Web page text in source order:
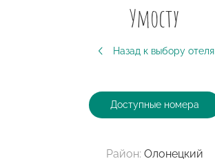
Умосту
Назад к выбору отеля
Доступные номера
Район: Олонецкий